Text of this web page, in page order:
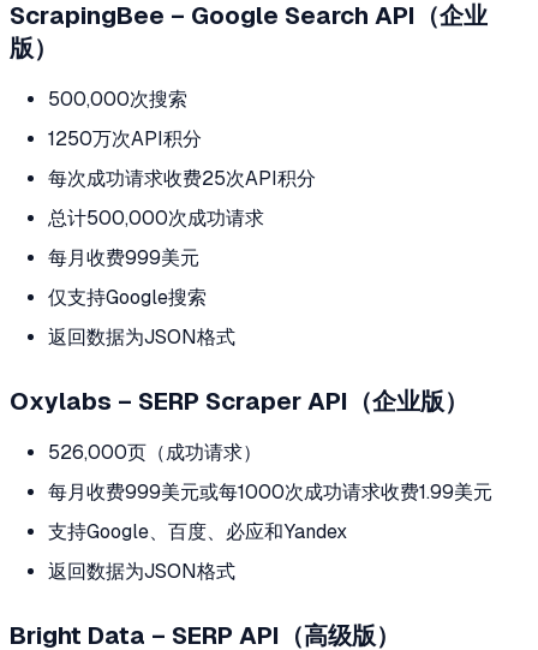
ScrapingBee – Google Search API（企业
版）
500,000次搜索
1250万次API积分
每次成功请求收费25次API积分
总计500,000次成功请求
每月收费999美元
仅支持Google搜索
返回数据为JSON格式
Oxylabs – SERP Scraper API（企业版）
526,000页（成功请求）
每月收费999美元或每1000次成功请求收费1.99美元
支持Google、百度、必应和Yandex
返回数据为JSON格式
Bright Data – SERP API（高级版）